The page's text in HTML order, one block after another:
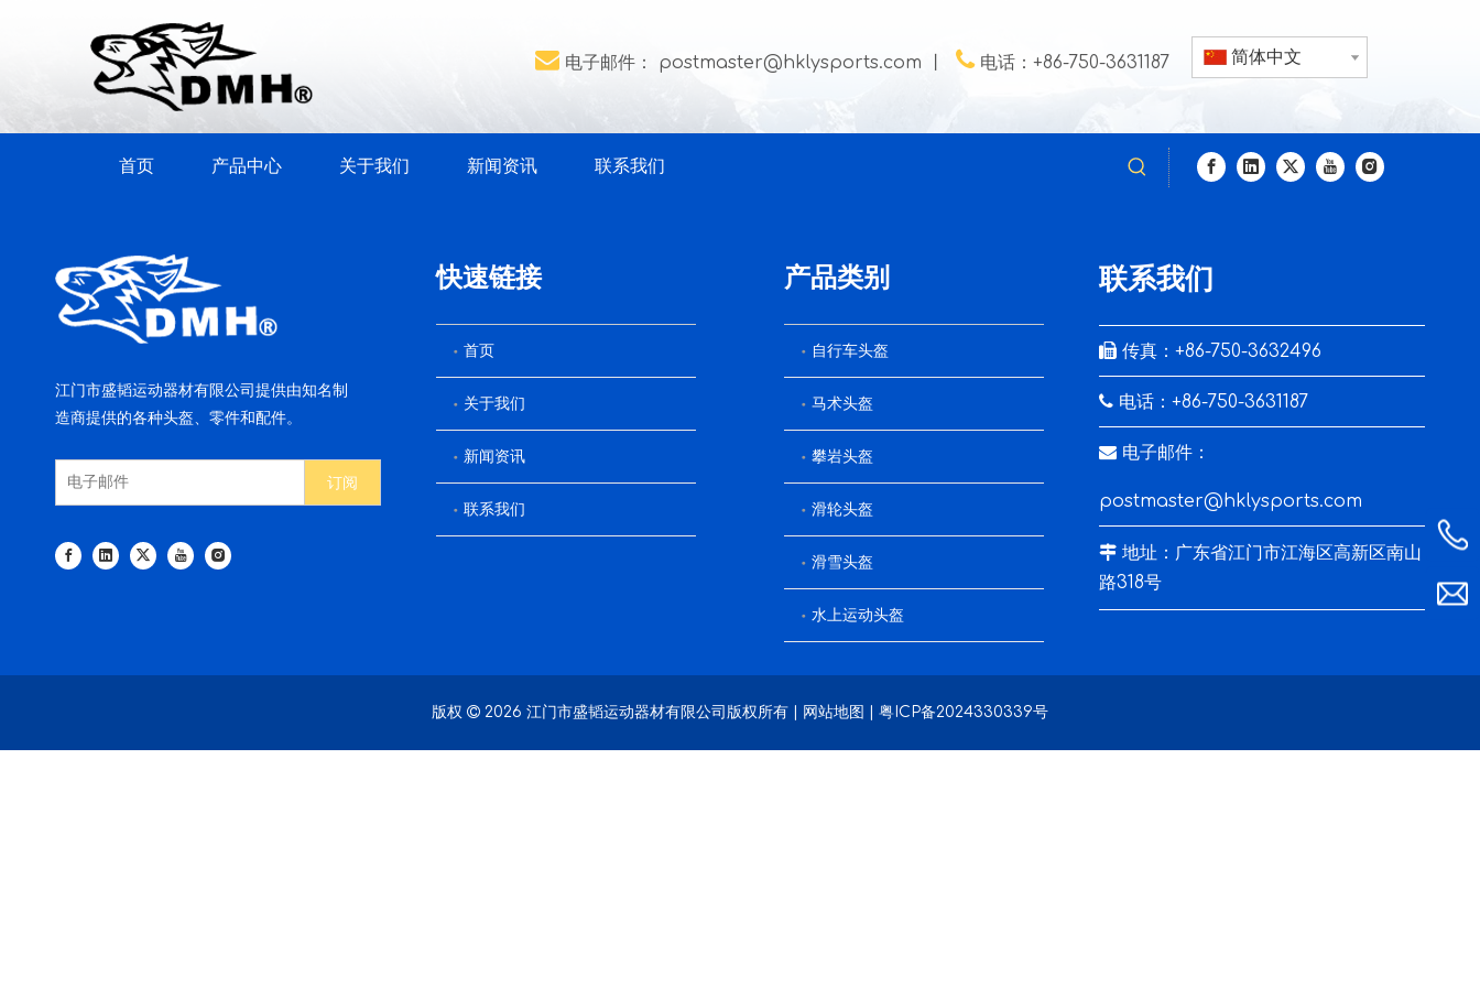
 电子邮件： postmaster@hklysports.com  电话：+86-750-3631187 简体中文
首页 产品中心 关于我们 新闻资讯 联系我们
江门市盛韬运动器材有限公司提供由知名制
造商提供的各种头盔、零件和配件。
订阅
快速链接
首页
关于我们
新闻资讯
联系我们
产品类别
自行车头盔
马术头盔
攀岩头盔
滑轮头盔
滑雪头盔
水上运动头盔
联系我们
 传真：+86-750-3632496
 电话：+86-750-3631187
 电子邮件：
postmaster@hklysports.com
 地址：广东省江门市江海区高新区南山
路318号
版权  2026 江门市盛韬运动器材有限公司版权所有 | 网站地图 粤ICP备2024330339号